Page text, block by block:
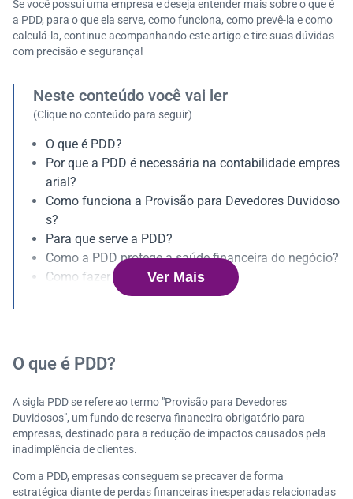
Se você possui uma empresa e deseja entender mais sobre o que é
a PDD, para o que ela serve, como funciona, como prevê-la e como
calculá-la, continue acompanhando este artigo e tire suas dúvidas
com precisão e segurança!
Neste conteúdo você vai ler
(Clique no conteúdo para seguir)
O que é PDD?
Por que a PDD é necessária na contabilidade empres
arial?
Como funciona a Provisão para Devedores Duvidoso
s?
Para que serve a PDD?
Como a PDD protege a saúde financeira do negócio?
Como fazer o cálculo da PDD?
Base legal e normas para a provisão para devedores
e DRE
Como reverter ou ajustar a PDD em casos de recebi
Dicas para manter a PDD eficiente e confiável
Erros comuns ao implementar a PDD
Como prever a inadimplência de clientes?
Ver Mais
O que é PDD?
A sigla PDD se refere ao termo "Provisão para Devedores
Duvidosos", um fundo de reserva financeira obrigatório para
empresas, destinado para a redução de impactos causados pela
inadimplência de clientes.
Com a PDD, empresas conseguem se precaver de forma
estratégica diante de perdas financeiras inesperadas relacionadas